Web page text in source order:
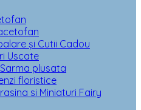
și Cutii Cadou
Uscate
plusata
floristice
si Miniaturi Fairy